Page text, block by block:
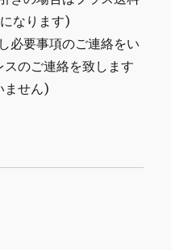
なります)
必要事項のご連絡をい
のご連絡を致します
ません)